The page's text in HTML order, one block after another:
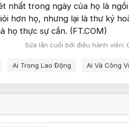
nhất trong ngày của họ là
hơn họ, nhưng lại là thư ký
họ thực sự cần. (FT.COM)
Sửa lần cuối bởi điều hành viên:
Ai Trong Lao Động Ai Và Công